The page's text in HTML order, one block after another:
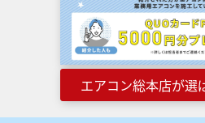
エアコン総本店が選